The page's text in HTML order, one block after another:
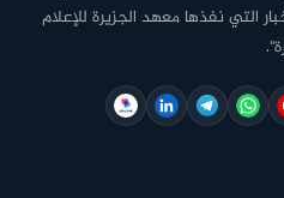
التي نفذها معهد الجزيرة للإعلام